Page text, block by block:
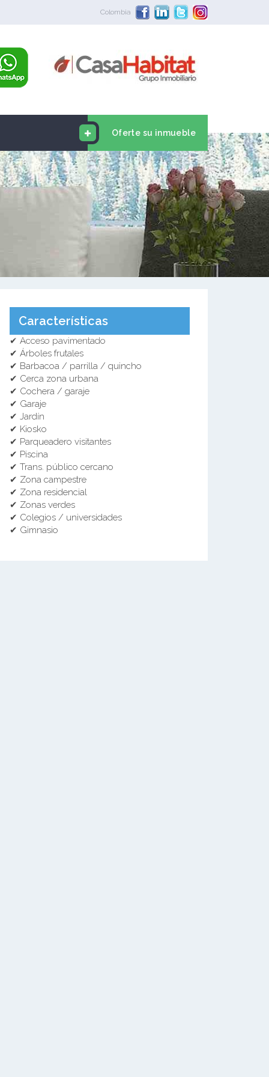
Colombia
Oferte su inmueble
Características
✔ Acceso pavimentado
✔ Árboles frutales
✔ Barbacoa / parrilla / quincho
✔ Cerca zona urbana
✔ Cochera / garaje
✔ Garaje
✔ Jardín
✔ Kiosko
✔ Parqueadero visitantes
✔ Piscina
✔ Trans. público cercano
✔ Zona campestre
✔ Zona residencial
✔ Zonas verdes
✔ Colegios / universidades
✔ Gimnasio